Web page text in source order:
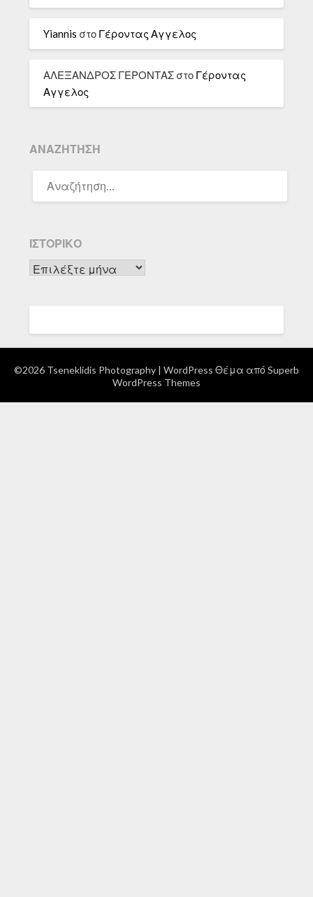
Yiannis στο Γέροντας Αγγελος
ΑΛΕΞΑΝΔΡΟΣ ΓΕΡΟΝΤΑΣ στο Γέροντας
Αγγελος
ΑΝΑΖΉΤΗΣΗ
ΓΙΑ:
ΙΣΤΟΡΙΚΌ
Ιστορικό
©2026 Tseneklidis Photography | WordPress Θέμα από Superb
WordPress Themes